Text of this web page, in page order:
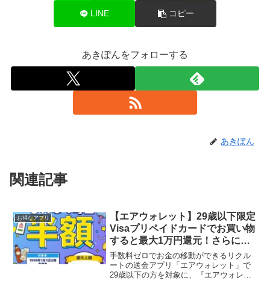
LINE コピー
あきぽんをフォローする
あきぽん
関連記事
お得なアプリ
【エアウォレット】29歳以下限定
Visaプリペイドカードでお買い物
すると最大1万円還元！さらに新
規登録で最大8000円分の
COIN+が必ずもらえる
手数料ゼロでお金の移動ができるリクル
ートの送金アプリ「エアウォレット」で
29歳以下の方を対象に、『エアウォレッ